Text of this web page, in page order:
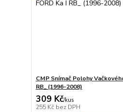
CMP Snímač Polohy
RB_ (1996-2008)
309 Kč/kus
255 Kč bez DPH